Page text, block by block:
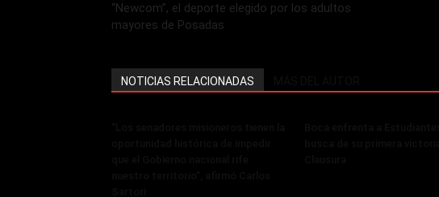
“Newcom”, el deporte elegido por los adultos
mayores de Posadas
NOTICIAS RELACIONADAS